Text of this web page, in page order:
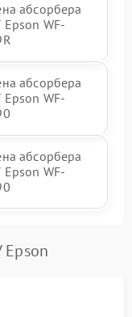
абсорбера
WF-
абсорбера
WF-
абсорбера
WF-